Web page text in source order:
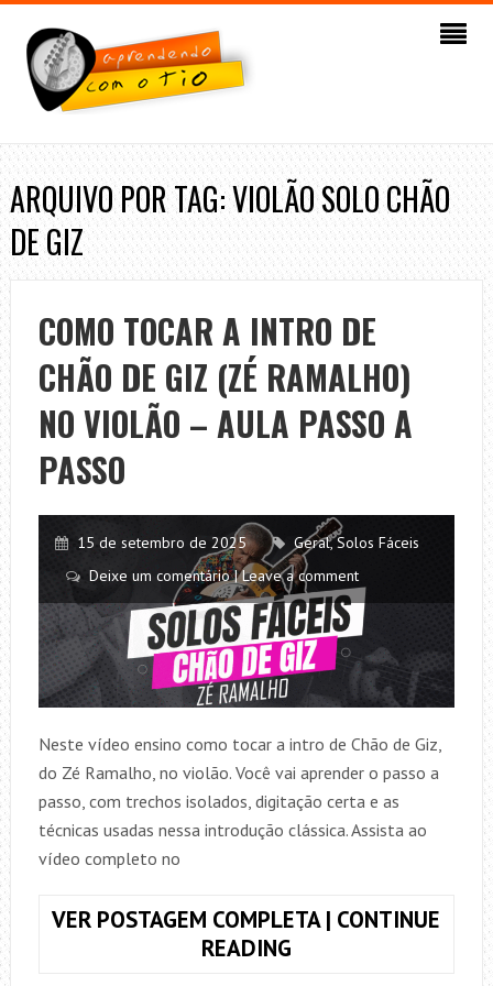
ARQUIVO POR TAG: VIOLÃO SOLO CHÃO
DE GIZ
COMO TOCAR A INTRO DE
CHÃO DE GIZ (ZÉ RAMALHO)
NO VIOLÃO – AULA PASSO A
PASSO
15 de setembro de 2025 Geral,Solos Fáceis
Deixe um comentário | Leave a comment
Neste vídeo ensino como tocar a intro de Chão de Giz,
do Zé Ramalho, no violão. Você vai aprender o passo a
passo, com trechos isolados, digitação certa e as
técnicas usadas nessa introdução clássica. Assista ao
vídeo completo no
VER POSTAGEM COMPLETA | CONTINUE
READINGCOMO